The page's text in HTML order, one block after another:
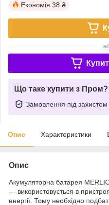
Економія 38 ₴
Що таке купити з Пром?
Замовлення під захистом
Опис Характеристики
Опис
Акумуляторна батарея
— використовується в
енергії. Тому необхідно